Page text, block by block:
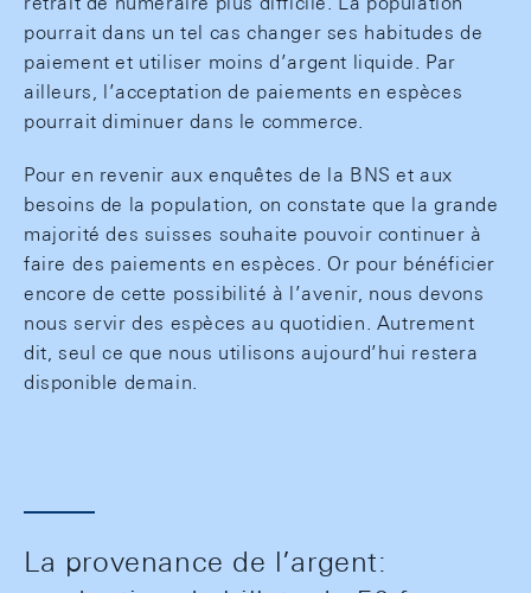
pourrait dans un tel cas changer ses habitudes de
paiement et utiliser moins d’argent liquide. Par
ailleurs, l’acceptation de paiements en espèces
pourrait diminuer dans le commerce.
Pour en revenir aux enquêtes de la BNS et aux
besoins de la population, on constate que la grande
majorité des suisses souhaite pouvoir continuer à
faire des paiements en espèces. Or pour bénéficier
encore de cette possibilité à l’avenir, nous devons
nous servir des espèces au quotidien. Autrement
dit, seul ce que nous utilisons aujourd’hui restera
disponible demain.
La provenance de l’argent: